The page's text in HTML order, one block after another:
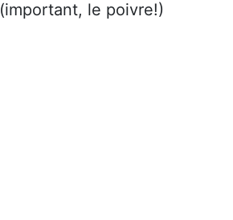
(important, le poivre!)